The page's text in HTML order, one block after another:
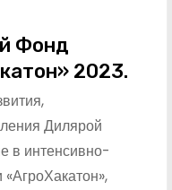
Фонд
2023.
Дилярой
в интенсивно-